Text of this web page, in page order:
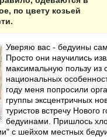
по цвету козьей
Уверяю вас - бедуины
Просто они научились
максимальную пользу из
национальных
году меня попросили
группы эксцентричных
туристов встречу Нового
бедуинами. Пришлось
с шейхом местных